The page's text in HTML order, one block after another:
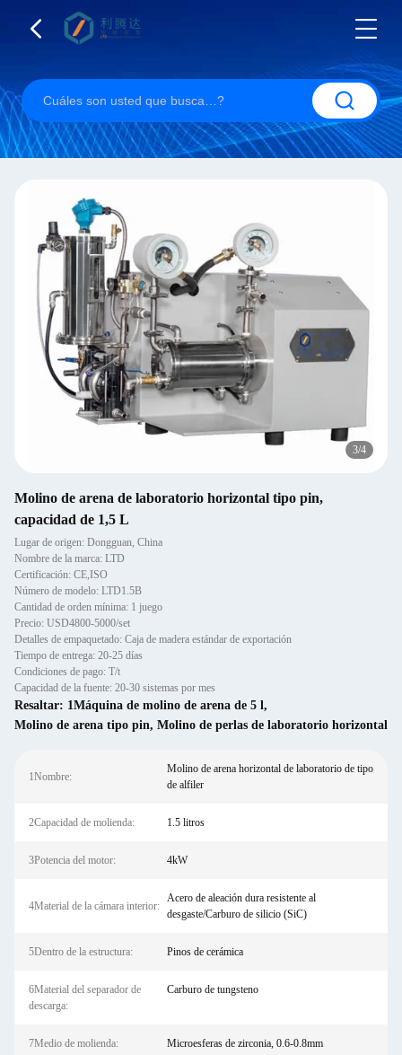
3/4
Molino de arena de laboratorio horizontal tipo pin,
capacidad de 1,5 L
Lugar de origen: Dongguan, China
Nombre de la marca: LTD
Certificación: CE,ISO
Número de modelo: LTD1.5B
Cantidad de orden mínima: 1 juego
Precio: USD4800-5000/set
Detalles de empaquetado: Caja de madera estándar de exportación
Tiempo de entrega: 20-25 días
Condiciones de pago: T/t
Capacidad de la fuente: 20-30 sistemas por mes
Resaltar: 1Máquina de molino de arena de 5 l,
Molino de arena tipo pin, Molino de perlas de laboratorio horizontal
1Nombre:
Molino de arena horizontal de laboratorio de tipo
de alfiler
2Capacidad de molienda: 1.5 litros
3Potencia del motor: 4kW
4Material de la cámara interior:
Acero de aleación dura resistente al
desgaste/Carburo de silicio (SiC)
5Dentro de la estructura: Pinos de cerámica
6Material del separador de
descarga:
Carburo de tungsteno
7Medio de molienda: Microesferas de zirconia, 0.6-0.8mm